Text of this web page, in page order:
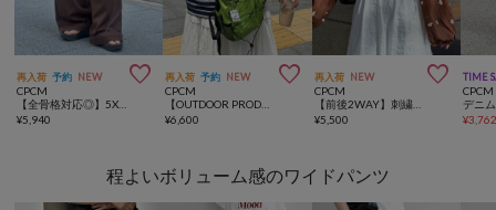
再入荷 予約 NEW 
CPCM
¥5,940
再入荷 予約 NEW 
CPCM
¥6,600
再入荷 NEW 
CPCM
¥5,500
TIME
CPCM
¥
程よいボリューム感のワイドパンツ